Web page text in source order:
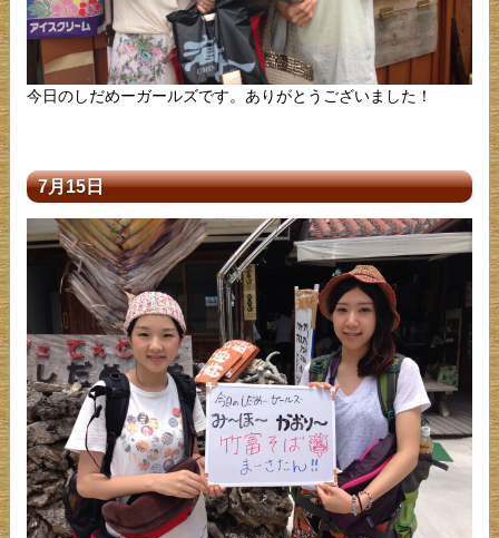
今日のしだめーガールズです。ありがとうございました！
7月15日